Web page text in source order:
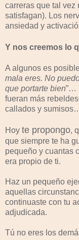
carreras que tal vez
satisfagan). Los
ansiedad y
Y nos creemos lo
A algunos es
mala eres. No
que portarte bien”…
fueran más
callados y
Hoy te propongo,
que siempre te ha
pequeño y cuantas
era propio de ti.
Haz un pequeño
aquellas
continuaste con tu
adjudicada.
Tú no eres los